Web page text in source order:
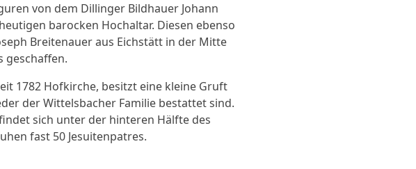
von dem Dillinger Bildhauer Johann
barocken Hochaltar. Diesen ebenso
Breitenauer aus Eichstätt in der Mitte
geschaffen.
1782 Hofkirche, besitzt eine kleine Gruft
der Wittelsbacher Familie bestattet sind.
sich unter der hinteren Hälfte des
fast 50 Jesuitenpatres.